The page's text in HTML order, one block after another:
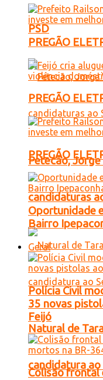
PSD
Petecão,
candidaturas
Natural de
candidatura
PREGÃO
PREGÃO
PREGÃO
Oportunidade
Bairro
Geral
Polícia Civil
35 novas
Feijó
Colisão frontal